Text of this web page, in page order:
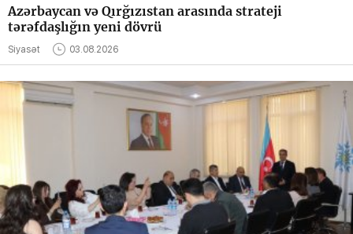
Azərbaycan və Qırğızıstan arasında strateji
tərəfdaşlığın yeni dövrü
Siyasət 03.08.2026